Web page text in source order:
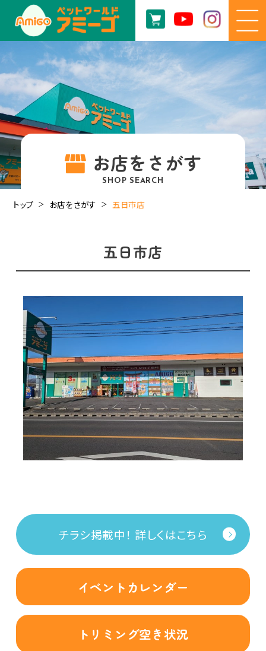
お店をさがす
SHOP SEARCH
トップ お店をさがす 五日市店
五日市店
チラシ掲載中！ 詳しくはこちら
イベントカレンダー
トリミング空き状況